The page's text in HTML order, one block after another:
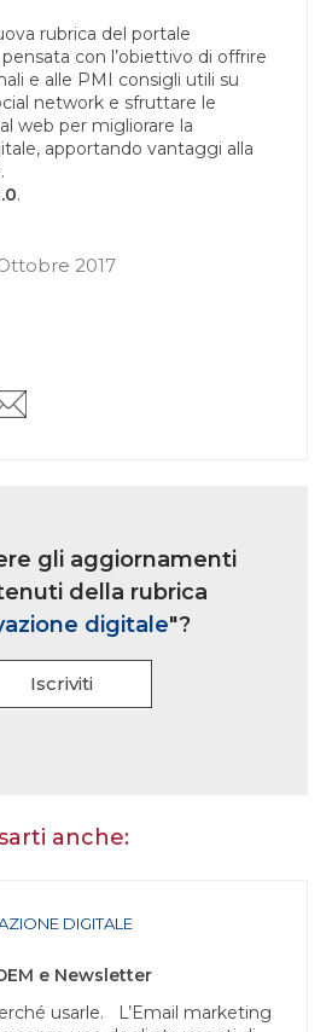
rubrica del portale
con l’obiettivo di offrire
e alle PMI consigli utili su
network e sfruttare le
web per migliorare la
apportando vantaggi alla
.
2017
gli aggiornamenti
della rubrica
digitale"?
Iscriviti
anche:
DIGITALE
e Newsletter
usarle. L’Email marketing